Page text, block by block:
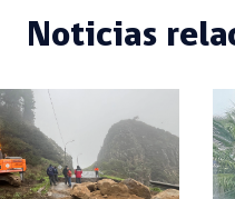
Noticias